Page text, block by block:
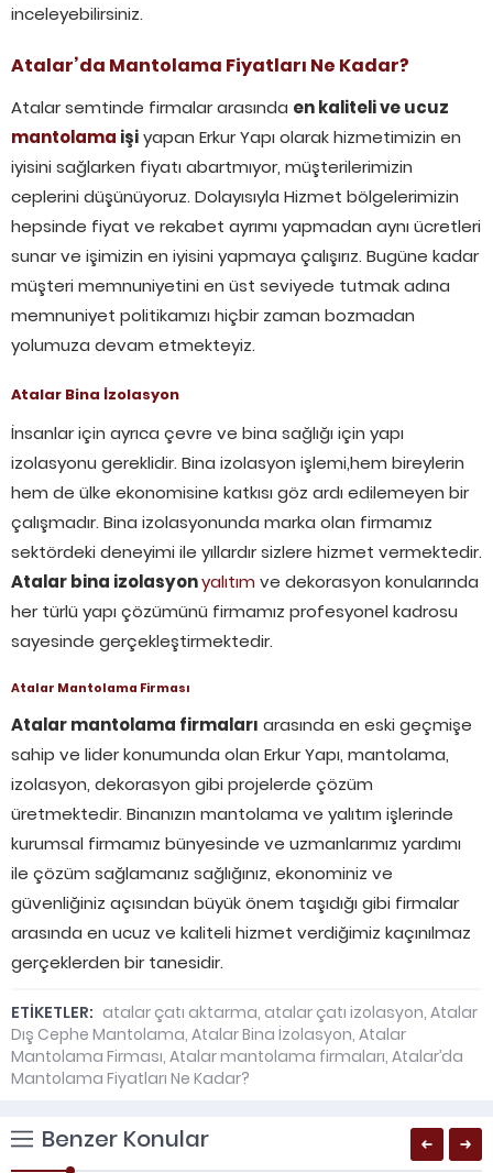
inceleyebilirsiniz.
Atalar’da Mantolama Fiyatları Ne Kadar?
Atalar semtinde firmalar arasında en kaliteli ve ucuz
mantolama işiyapan Erkur Yapı olarak hizmetimizin en
iyisini sağlarken fiyatı abartmıyor, müşterilerimizin
ceplerini düşünüyoruz. Dolayısıyla Hizmet bölgelerimizin
hepsinde fiyat ve rekabet ayrımı yapmadan aynı ücretleri
sunar ve işimizin en iyisini yapmaya çalışırız. Bugüne kadar
müşteri memnuniyetini en üst seviyede tutmak adına
memnuniyet politikamızı hiçbir zaman bozmadan
yolumuza devam etmekteyiz.
Atalar Bina İzolasyon
İnsanlar için ayrıca çevre ve bina sağlığı için yapı
izolasyonu gereklidir. Bina izolasyon işlemi,hem bireylerin
hem de ülke ekonomisine katkısı göz ardı edilemeyen bir
çalışmadır. Bina izolasyonunda marka olan firmamız
sektördeki deneyimi ile yıllardır sizlere hizmet vermektedir.
Atalar bina izolasyonyalıtım ve dekorasyon konularında
her türlü yapı çözümünü firmamız profesyonel kadrosu
sayesinde gerçekleştirmektedir.
Atalar Mantolama Firması
Atalar mantolama firmaları arasında en eski geçmişe
sahip ve lider konumunda olan Erkur Yapı, mantolama,
izolasyon, dekorasyon gibi projelerde çözüm
üretmektedir. Binanızın mantolama ve yalıtım işlerinde
kurumsal firmamız bünyesinde ve uzmanlarımız yardımı
ile çözüm sağlamanız sağlığınız, ekonominiz ve
güvenliğiniz açısından büyük önem taşıdığı gibi firmalar
arasında en ucuz ve kaliteli hizmet verdiğimiz kaçınılmaz
gerçeklerden bir tanesidir.
ETİKETLER: atalar çatı aktarma, atalar çatı izolasyon, Atalar
Dış Cephe Mantolama, Atalar Bina İzolasyon, Atalar
Mantolama Firması, Atalar mantolama firmaları, Atalar’da
Mantolama Fiyatları Ne Kadar?
Benzer Konular